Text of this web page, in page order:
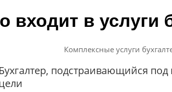
входит в
Комплексные услуги
Бухгалтер, подстраивающийся